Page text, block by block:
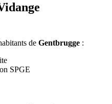
de Gentbrugge :
SPGE